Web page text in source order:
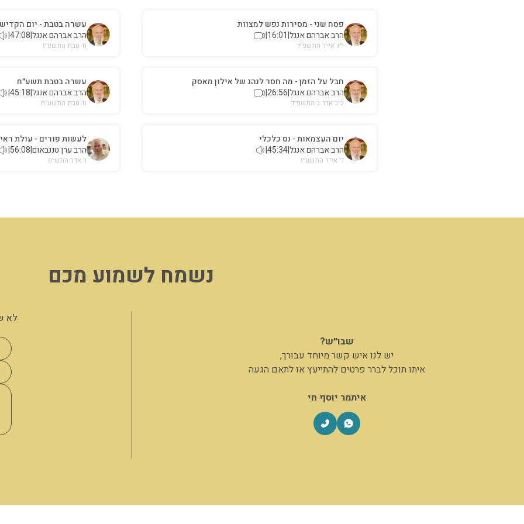
פסח שני - מסירות נפש למצוות
הרב אברהם אנגל|
16:01
|
י״ג אייר התשפ״ד
עשרה בטבת - יום הקדיש
הרב אברהם אנגל|
47:08
|
ט׳ טבת התשע״ז
חבל על הזמן - מה חסר לנהג של אילון מאסק
הרב אברהם אנגל|
26:56
|
כ״ב אדר ב התשפ״ד
עשרה בטבת תשע״ח
הרב אברהם אנגל|
45:18
|
ח׳ טבת התשע״ח
יום העצמאות - נס כלכלי
הרב אברהם אנגל|
45:34
|
ד׳ אייר התשע״ז
לעשות פורים - עולת
הרב ערן טננבאום|
56:08
|
ו׳ אדר התש״פ
נשמח לשמוע מכם
שבו״ש?
יש לנו איש קשר מיוחד עבורך,
איתו תוכל לברר פרטים להתייעץ או לתאם הגעה
איתמר יוסף חי
לא